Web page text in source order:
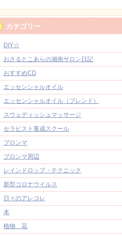
カテゴリー
DIY☆
おさるとこあらの湘南サロン日記
おすすめCD
エッセンシャルオイル
エッセンシャルオイル（ブレンド）
スウェディッシュマッサージ
セラピスト養成スクール
ブロンマ
ブロンマ周辺
レインドロップ・テクニック
新型コロナウイルス
日々のアレコレ
本
植物 花